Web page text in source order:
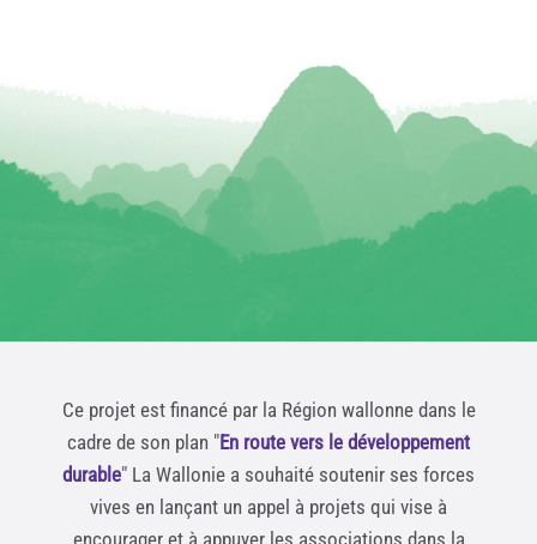
Ce projet est financé par la Région wallonne dans le
cadre de son plan "En route vers le développement
durable" La Wallonie a souhaité soutenir ses forces
vives en lançant un appel à projets qui vise à
encourager et à appuyer les associations dans la